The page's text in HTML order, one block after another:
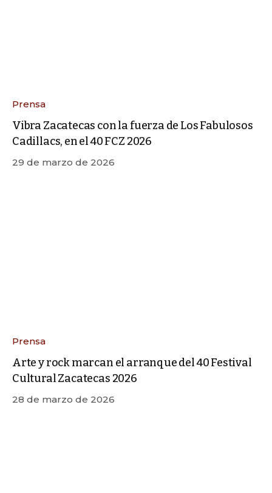
Prensa
Vibra Zacatecas con la fuerza de Los Fabulosos
Cadillacs, en el 40 FCZ 2026
29 de marzo de 2026
Prensa
Arte y rock marcan el arranque del 40 Festival
Cultural Zacatecas 2026
28 de marzo de 2026